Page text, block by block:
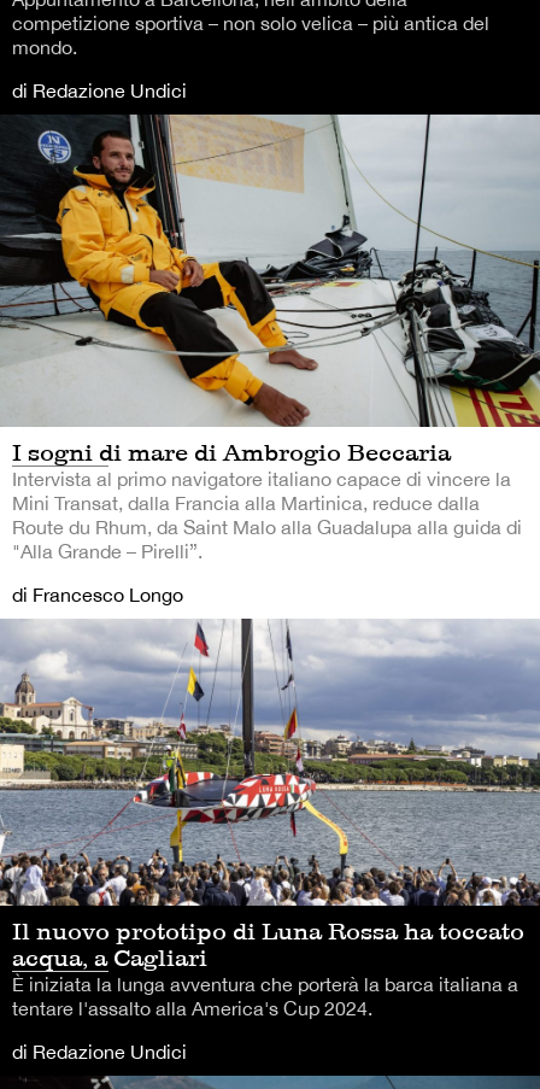
competizione sportiva – non solo velica – più antica del
mondo.
di Redazione Undici
I sogni di mare di Ambrogio Beccaria
Intervista al primo navigatore italiano capace di vincere la
Mini Transat, dalla Francia alla Martinica, reduce dalla
Route du Rhum, da Saint Malo alla Guadalupa alla guida di
"Alla Grande – Pirelli”.
di Francesco Longo
Il nuovo prototipo di Luna Rossa ha toccato
acqua, a Cagliari
È iniziata la lunga avventura che porterà la barca italiana a
tentare l'assalto alla America's Cup 2024.
di Redazione Undici